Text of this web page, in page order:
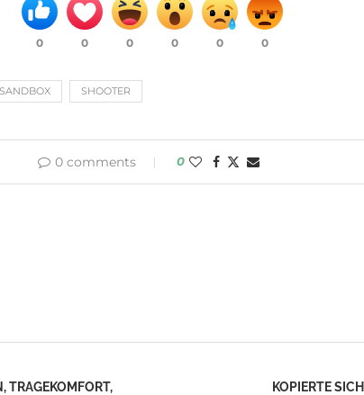
0 0 0 0 0 0
SANDBOX SHOOTER
0 comments 0
TRAGEKOMFORT,
KOPIERTE